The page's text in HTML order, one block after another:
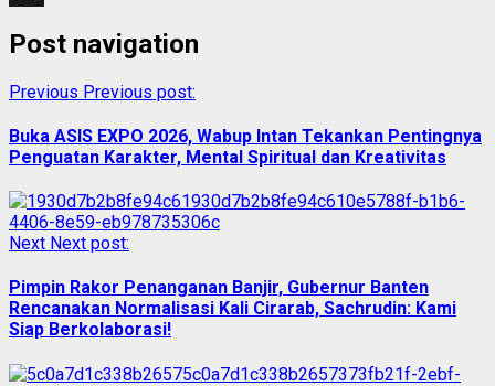
Post navigation
Previous Previous post:
Buka ASIS EXPO 2026, Wabup Intan Tekankan Pentingnya
Penguatan Karakter, Mental Spiritual dan Kreativitas
Next Next post:
Pimpin Rakor Penanganan Banjir, Gubernur Banten
Rencanakan Normalisasi Kali Cirarab, Sachrudin: Kami
Siap Berkolaborasi!